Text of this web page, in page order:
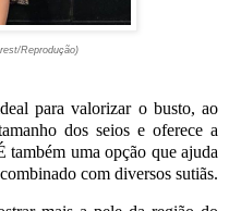
Reprodução)
para valorizar o busto, ao
dos seios e oferece a
também uma opção que ajuda
com diversos sutiãs.